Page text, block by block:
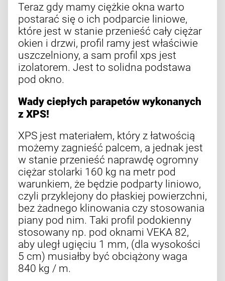
Teraz gdy mamy ciężkie okna warto
postarać się o ich podparcie liniowe,
które jest w stanie przenieść cały ciężar
okien i drzwi, profil ramy jest właściwie
uszczelniony, a sam profil xps jest
izolatorem. Jest to solidna podstawa
pod okno.
Wady ciepłych parapetów wykonanych
z XPS!
XPS jest materiałem, który z łatwością
możemy zagnieść palcem, a jednak jest
w stanie przenieść naprawdę ogromny
ciężar stolarki 160 kg na metr pod
warunkiem, że będzie podparty liniowo,
czyli przyklejony do płaskiej powierzchni,
bez żadnego klinowania czy stosowania
piany pod nim. Taki profil podokienny
stosowany np. pod oknami VEKA 82,
aby uległ ugięciu 1 mm, (dla wysokości
5 cm) musiałby być obciążony waga
840 kg / m.